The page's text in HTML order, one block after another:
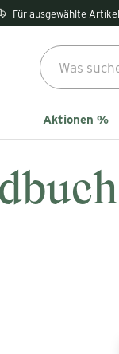
Für ausgewählte
Aktionen %